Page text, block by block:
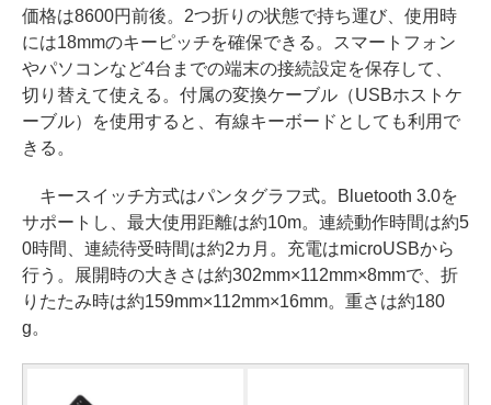
価格は8600円前後。2つ折りの状態で持ち運び、使用時
には18mmのキーピッチを確保できる。スマートフォン
やパソコンなど4台までの端末の接続設定を保存して、
切り替えて使える。付属の変換ケーブル（USBホストケ
ーブル）を使用すると、有線キーボードとしても利用で
きる。
キースイッチ方式はパンタグラフ式。Bluetooth 3.0を
サポートし、最大使用距離は約10m。連続動作時間は約5
0時間、連続待受時間は約2カ月。充電はmicroUSBから
行う。展開時の大きさは約302mm×112mm×8mmで、折
りたたみ時は約159mm×112mm×16mm。重さは約180
g。